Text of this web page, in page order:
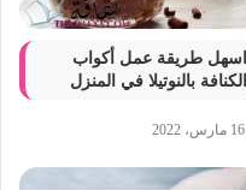
اسهل طريقة عمل أكواب
الكنافة بالنوتيلا في المنزل
16 مارس، 2022